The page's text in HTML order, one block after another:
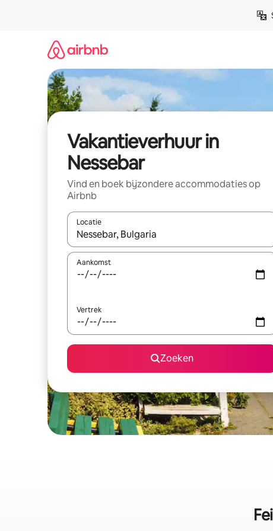
Vakantieverhuur in
Nessebar
Vind en boek bijzondere accommodaties op
Airbnb
Locatie
Wanneer er suggesties beschikbaar zijn, maak je
Aankomst
Vertrek
Zoeken